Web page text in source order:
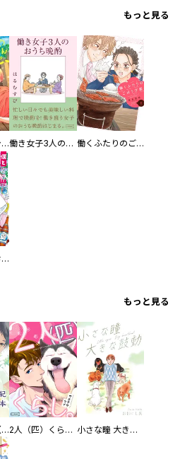
もっと見る
カラちゃんとシトーさんと、 【分冊版】 働き女子3人のおうち晩酌 働くふたりのごほうび飯
僕と嫁さんとお酒の関係
もっと見る
化けねこ招き【描きおろし付合冊版】 2人（匹）くらし。 小さな瞳 大きな鼓動